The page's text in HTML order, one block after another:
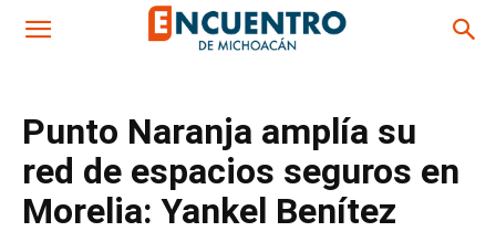
Punto Naranja amplía su
red de espacios seguros en
Morelia: Yankel Benítez